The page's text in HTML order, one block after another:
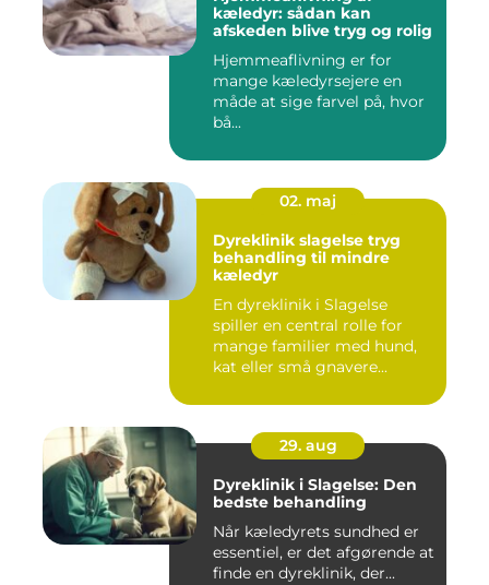
kæledyr: sådan kan
afskeden blive tryg og rolig
Hjemmeaflivning er for
mange kæledyrsejere en
måde at sige farvel på, hvor
bå...
02. maj
Dyreklinik slagelse tryg
behandling til mindre
kæledyr
En dyreklinik i Slagelse
spiller en central rolle for
mange familier med hund,
kat eller små gnavere...
29. aug
Dyreklinik i Slagelse: Den
bedste behandling
Når kæledyrets sundhed er
essentiel, er det afgørende at
finde en dyreklinik, der...